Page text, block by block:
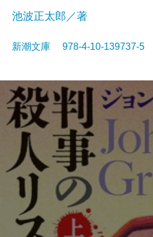
池波正太郎／著
新潮文庫 978-4-10-139737-